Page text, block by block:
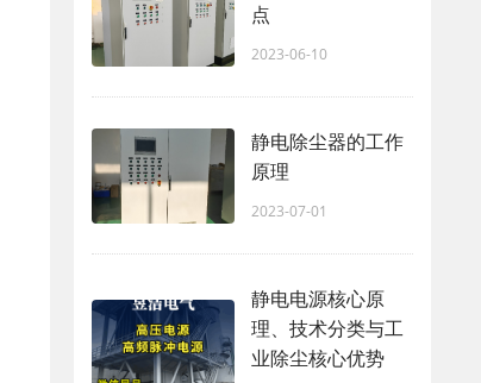
点
2023-06-10
静电除尘器的工作
原理
2023-07-01
静电电源核心原
理、技术分类与工
业除尘核心优势